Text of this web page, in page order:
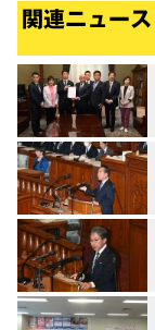
関連ニュース